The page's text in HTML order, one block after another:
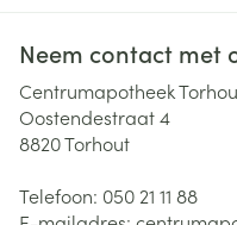
Neem contact met
Centrumapotheek
Oostendestraat 4
8820Torhout
Telefoon: 050 21 11 88